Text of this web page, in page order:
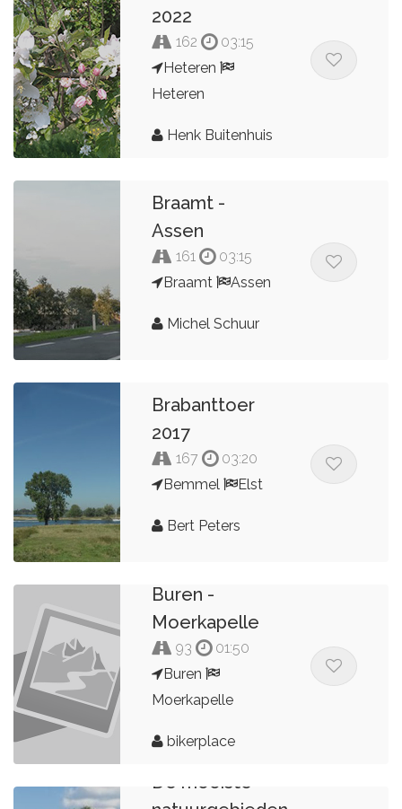
2022
162
03:15
Heteren
Heteren
Henk Buitenhuis
Braamt -
Assen
161
03:15
Braamt
Assen
Michel Schuur
Brabanttoer
2017
167
03:20
Bemmel
Elst
Bert Peters
Buren -
Moerkapelle
93
01:50
Buren
Moerkapelle
bikerplace
De mooiste